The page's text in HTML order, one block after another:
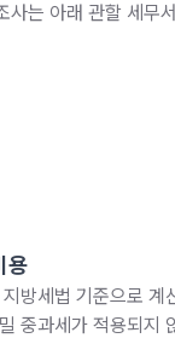
사는 아래 관할 세무
용
방세법 기준으로 계
중과세가 적용되지